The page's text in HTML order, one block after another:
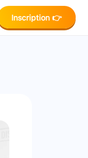
Inscription 👉